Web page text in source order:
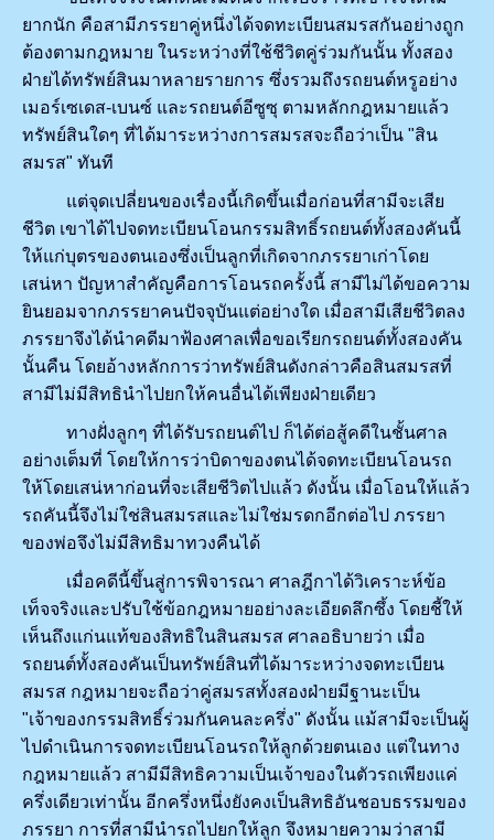
ยากนัก คือสามีภรรยาคู่หนึ่งได้จดทะเบียนสมรสกันอย่างถูก
ต้องตามกฎหมาย ในระหว่างที่ใช้ชีวิตคู่ร่วมกันนั้น ทั้งสอง
ฝ่ายได้ทรัพย์สินมาหลายรายการ ซึ่งรวมถึงรถยนต์หรูอย่าง
เมอร์เซเดส-เบนซ์ และรถยนต์อีซูซุ ตามหลักกฎหมายแล้ว
ทรัพย์สินใดๆ ที่ได้มาระหว่างการสมรสจะถือว่าเป็น "สิน
สมรส" ทันที
แต่จุดเปลี่ยนของเรื่องนี้เกิดขึ้นเมื่อก่อนที่สามีจะเสีย
ชีวิต เขาได้ไปจดทะเบียนโอนกรรมสิทธิ์รถยนต์ทั้งสองคันนี้
ให้แก่บุตรของตนเองซึ่งเป็นลูกที่เกิดจากภรรยาเก่าโดย
เสน่หา ปัญหาสำคัญคือการโอนรถครั้งนี้ สามีไม่ได้ขอความ
ยินยอมจากภรรยาคนปัจจุบันแต่อย่างใด เมื่อสามีเสียชีวิตลง
ภรรยาจึงได้นำคดีมาฟ้องศาลเพื่อขอเรียกรถยนต์ทั้งสองคัน
นั้นคืน โดยอ้างหลักการว่าทรัพย์สินดังกล่าวคือสินสมรสที่
สามีไม่มีสิทธินำไปยกให้คนอื่นได้เพียงฝ่ายเดียว
ทางฝั่งลูกๆ ที่ได้รับรถยนต์ไป ก็ได้ต่อสู้คดีในชั้นศาล
อย่างเต็มที่ โดยให้การว่าบิดาของตนได้จดทะเบียนโอนรถ
ให้โดยเสน่หาก่อนที่จะเสียชีวิตไปแล้ว ดังนั้น เมื่อโอนให้แล้ว
รถคันนี้จึงไม่ใช่สินสมรสและไม่ใช่มรดกอีกต่อไป ภรรยา
ของพ่อจึงไม่มีสิทธิมาทวงคืนได้
เมื่อคดีนี้ขึ้นสู่การพิจารณา ศาลฎีกาได้วิเคราะห์ข้อ
เท็จจริงและปรับใช้ข้อกฎหมายอย่างละเอียดลึกซึ้ง โดยชี้ให้
เห็นถึงแก่นแท้ของสิทธิในสินสมรส ศาลอธิบายว่า เมื่อ
รถยนต์ทั้งสองคันเป็นทรัพย์สินที่ได้มาระหว่างจดทะเบียน
สมรส กฎหมายจะถือว่าคู่สมรสทั้งสองฝ่ายมีฐานะเป็น
"เจ้าของกรรมสิทธิ์ร่วมกันคนละครึ่ง" ดังนั้น แม้สามีจะเป็นผู้
ไปดำเนินการจดทะเบียนโอนรถให้ลูกด้วยตนเอง แต่ในทาง
กฎหมายแล้ว สามีมีสิทธิความเป็นเจ้าของในตัวรถเพียงแค่
ครึ่งเดียวเท่านั้น อีกครึ่งหนึ่งยังคงเป็นสิทธิอันชอบธรรมของ
ภรรยา การที่สามีนำรถไปยกให้ลูก จึงหมายความว่าสามี